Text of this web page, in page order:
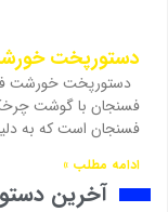
دستورپخت
دستورپخت خورشت
فسنجان با گوشت
فسنجان است که به
ادامه مطلب »
آخرین